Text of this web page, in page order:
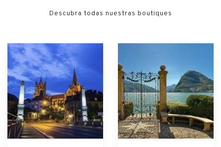
Descubra todas nuestras boutiques